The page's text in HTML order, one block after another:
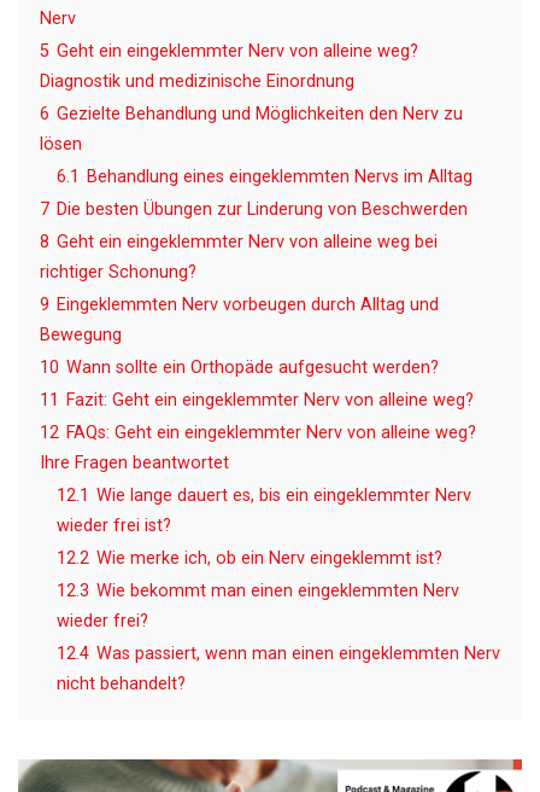
Nerv
5 Geht ein eingeklemmter Nerv von alleine weg?
Diagnostik und medizinische Einordnung
6 Gezielte Behandlung und Möglichkeiten den Nerv zu
lösen
6.1
Behandlung eines eingeklemmten Nervs im Alltag
7 Die besten Übungen zur Linderung von Beschwerden
8 Geht ein eingeklemmter Nerv von alleine weg bei
richtiger Schonung?
9 Eingeklemmten Nerv vorbeugen durch Alltag und
Bewegung
10 Wann sollte ein Orthopäde aufgesucht werden?
11
Fazit: Geht ein eingeklemmter Nerv von alleine weg?
12 FAQs: Geht ein eingeklemmter Nerv von alleine weg?
Ihre Fragen beantwortet
12.1 Wie lange dauert es, bis ein eingeklemmter Nerv
wieder frei ist?
12.2 Wie merke ich, ob ein Nerv eingeklemmt ist?
12.3 Wie bekommt man einen eingeklemmten Nerv
wieder frei?
12.4 Was passiert, wenn man einen eingeklemmten Nerv
nicht behandelt?